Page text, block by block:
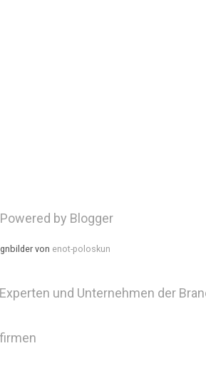
Powered by Blogger
von enot-poloskun
und Unternehmen der